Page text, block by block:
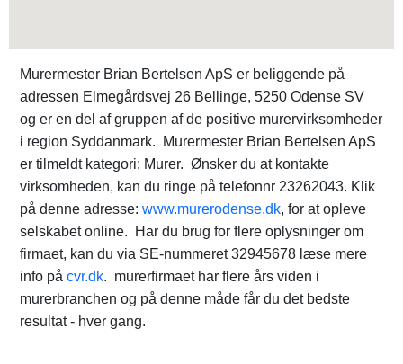
Murermester Brian Bertelsen ApS er beliggende på
adressen Elmegårdsvej 26 Bellinge, 5250 Odense SV
og er en del af gruppen af de positive murervirksomheder
i region Syddanmark. Murermester Brian Bertelsen ApS
er tilmeldt kategori: Murer. Ønsker du at kontakte
virksomheden, kan du ringe på telefonnr 23262043. Klik
på denne adresse: www.murerodense.dk, for at opleve
selskabet online. Har du brug for flere oplysninger om
firmaet, kan du via SE-nummeret 32945678 læse mere
info på cvr.dk. murerfirmaet har flere års viden i
murerbranchen og på denne måde får du det bedste
resultat - hver gang.